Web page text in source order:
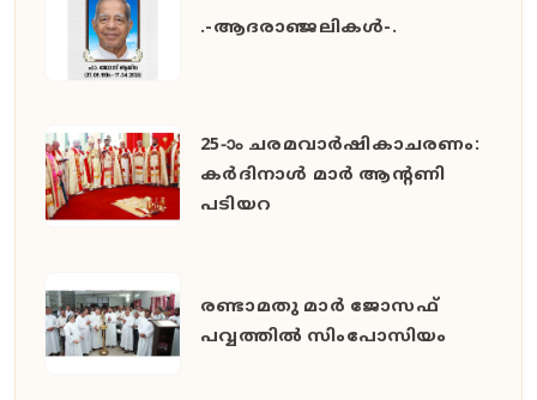
.-ആദരാഞ്ജലികൾ-.
25-ാം ചരമവാർഷികാചരണം:
കർദിനാൾ മാർ ആന്റണി
പടിയറ
രണ്ടാമതു മാർ ജോസഫ്
പവ്വത്തിൽ സിംപോസിയം